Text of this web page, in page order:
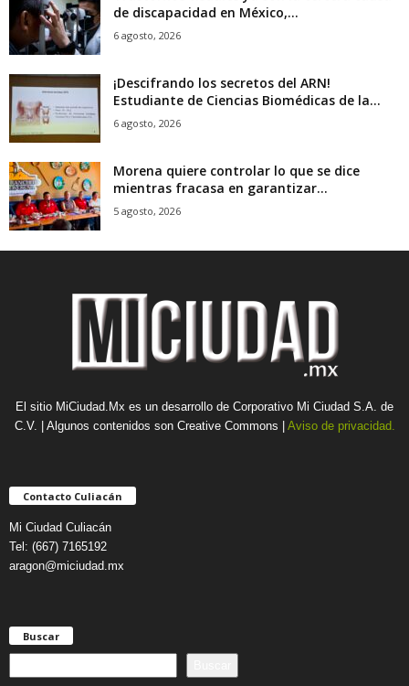
de discapacidad en México,...
6 agosto, 2026
¡Descifrando los secretos del ARN!
Estudiante de Ciencias Biomédicas de la...
6 agosto, 2026
Morena quiere controlar lo que se dice
mientras fracasa en garantizar...
5 agosto, 2026
El sitio MiCiudad.Mx es un desarrollo de Corporativo Mi Ciudad S.A. de
C.V. | Algunos contenidos son Creative Commons | Aviso de privacidad.
Contacto Culiacán
Mi Ciudad Culiacán
Tel: (667) 7165192
aragon@miciudad.mx
Buscar
u